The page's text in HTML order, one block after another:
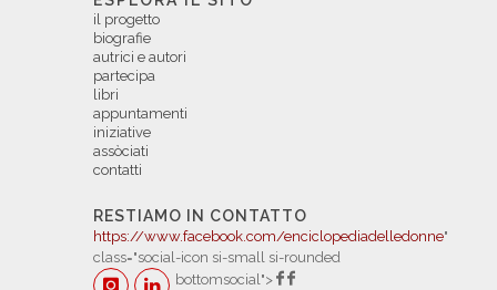
il progetto
biografie
autrici e autori
partecipa
libri
appuntamenti
iniziative
assòciati
contatti
RESTIAMO IN CONTATTO
https://www.facebook.com/enciclopediadelledonne"
class="social-icon si-small si-rounded
bottomsocial">